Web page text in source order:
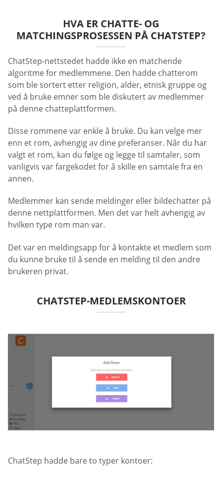
HVA ER CHATTE- OG
MATCHINGSPROSESSEN PÅ CHATSTEP?
ChatStep-nettstedet hadde ikke en matchende
algoritme for medlemmene. Den hadde chatterom
som ble sortert etter religion, alder, etnisk gruppe og
ved å bruke emner som ble diskutert av medlemmer
på denne chatteplattformen.
Disse rommene var enkle å bruke. Du kan velge mer
enn et rom, avhengig av dine preferanser. Når du har
valgt et rom, kan du følge og legge til samtaler, som
vanligvis var fargekodet for å skille en samtale fra en
annen.
Medlemmer kan sende meldinger eller bildechatter på
denne nettplattformen. Men det var helt avhengig av
hvilken type rom man var.
Det var en meldingsapp for å kontakte et medlem som
du kunne bruke til å sende en melding til den andre
brukeren privat.
CHATSTEP-MEDLEMSKONTOER
ChatStep hadde bare to typer kontoer: